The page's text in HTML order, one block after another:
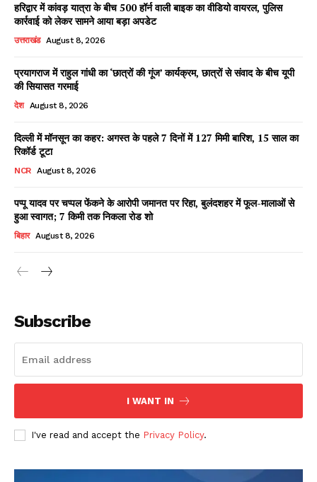
Facebook
X WhatsApp
Read Latest News on AIN
हरिद्वार में कांवड़ यात्रा के बीच 500 हॉर्न वाली बाइक का वीडियो वायरल, पुलिस
कार्रवाई को लेकर सामने आया बड़ा अपडेट
उत्तराखंड August 8, 2026
प्रयागराज में राहुल गांधी का ‘छात्रों की गूंज’ कार्यक्रम, छात्रों से संवाद के बीच यूपी
की सियासत गरमाई
देश August 8, 2026
दिल्ली में मॉनसून का कहर: अगस्त के पहले 7 दिनों में 127 मिमी बारिश, 15 साल का
रिकॉर्ड टूटा
NCR August 8, 2026
पप्पू यादव पर चप्पल फेंकने के आरोपी जमानत पर रिहा, बुलंदशहर में फूल-मालाओं से
हुआ स्वागत; 7 किमी तक निकला रोड शो
बिहार August 8, 2026
Subscribe
I WANT IN
I've read and accept the Privacy Policy.